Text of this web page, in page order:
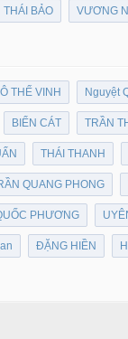
THÁI BẢO VƯƠNG
THẾ VINH Nguyệt
BIỂN CÁT TRẦN
THÁI THANH
QUANG PHONG
PHƯƠNG
ĐẶNG HIỀN